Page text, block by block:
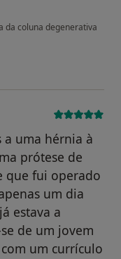
da coluna degenerativa
a uma hérnia à
prótese de
que fui operado
um dia
estava a
de um jovem
um currículo